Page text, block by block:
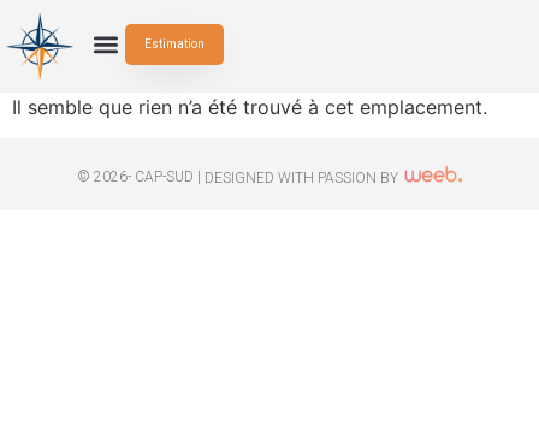
Estimation
Il semble que rien n’a été trouvé à cet emplacement.
© 2026- CAP-SUD | DESIGNED WITH PASSION BY